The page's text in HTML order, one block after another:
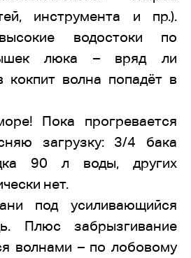
инструмента и пр.).
водостоки по
люка – вряд ли
кокпит волна попадёт в
Пока прогревается
загрузку: 3/4 бака
90 л воды, других
нет.
под усиливающийся
Плюс забрызгивание
волнами – по лобовому